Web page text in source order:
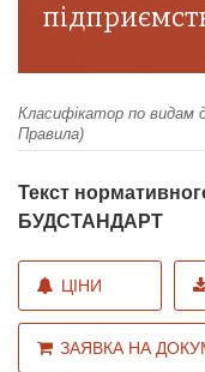
Класифікатор по видам
Правила)
Текст
БУДСТАНДАРТ
ЦІНИ
ЗАЯВКА НА